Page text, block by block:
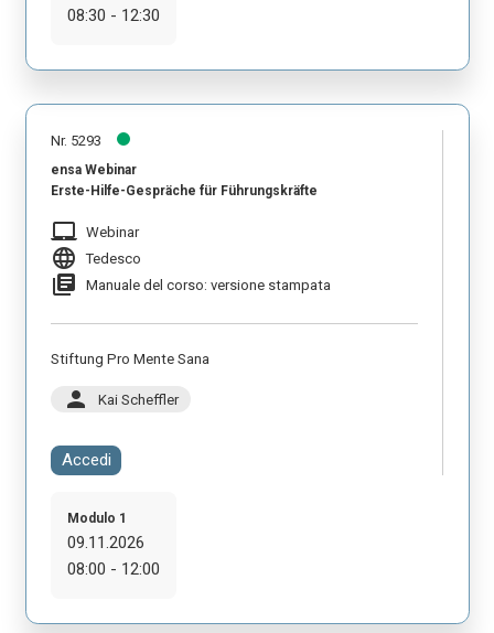
08:30 - 12:30
Nr. 5293
ensa Webinar
Erste-Hilfe-Gespräche für Führungskräfte
laptop_mac Webinar
language Tedesco
library_books Manuale del corso: versione stampata
Stiftung Pro Mente Sana
person Kai Scheffler
Accedi
Modulo 1
09.11.2026
08:00 - 12:00